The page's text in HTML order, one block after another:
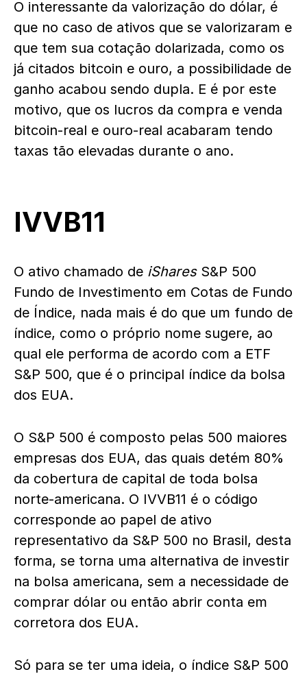
O interessante da valorização do dólar, é
que no caso de ativos que se valorizaram e
que tem sua cotação dolarizada, como os
já citados bitcoin e ouro, a possibilidade de
ganho acabou sendo dupla. E é por este
motivo, que os lucros da compra e venda
bitcoin-real e ouro-real acabaram tendo
taxas tão elevadas durante o ano.
IVVB11
O ativo chamado de iSharesS&P 500
Fundo de Investimento em Cotas de Fundo
de Índice, nada mais é do que um fundo de
índice, como o próprio nome sugere, ao
qual ele performa de acordo com a ETF
S&P 500, que é o principal índice da bolsa
dos EUA.
O S&P 500 é composto pelas 500 maiores
empresas dos EUA, das quais detém 80%
da cobertura de capital de toda bolsa
norte-americana. O IVVB11 é o código
corresponde ao papel de ativo
representativo da S&P 500 no Brasil, desta
forma, se torna uma alternativa de investir
na bolsa americana, sem a necessidade de
comprar dólar ou então abrir conta em
corretora dos EUA.
Só para se ter uma ideia, o índice S&P 500